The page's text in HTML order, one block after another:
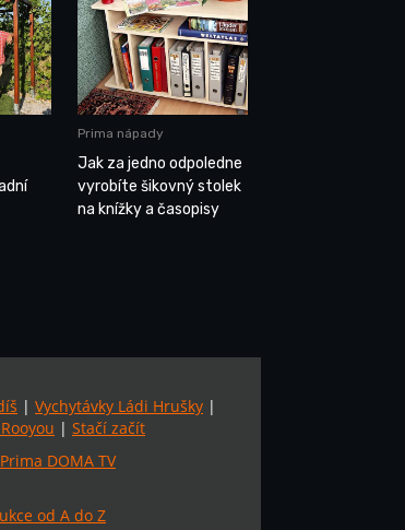
Prima nápady
Jak za jedno odpoledne
vyrobíte šikovný stolek
na knížky a časopisy
| Vychytávky Ládi Hrušky |
| Stačí začít
Prima DOMA TV
od A do Z